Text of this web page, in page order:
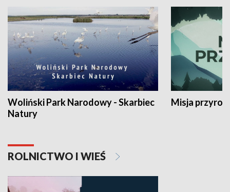
Woliński Park Narodowy - Skarbiec
Natury
Misja
ROLNICTWO I WIEŚ